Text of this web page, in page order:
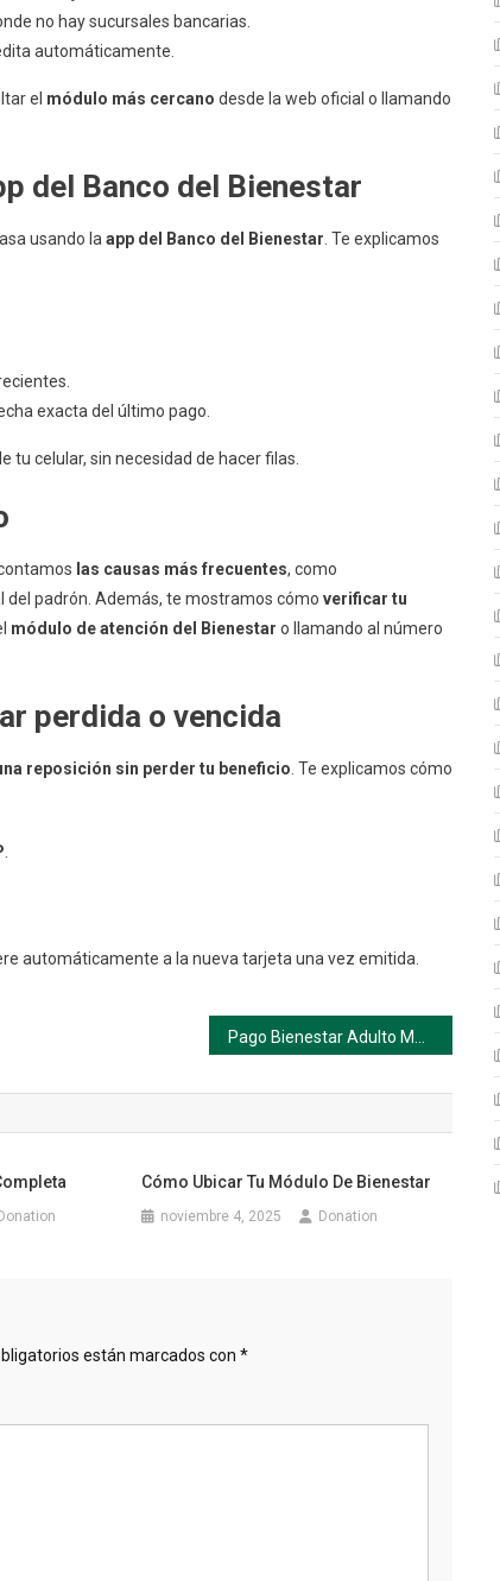
no hay sucursales bancarias.
automáticamente.
el módulo más cercano desde la web oficial o llamando
del Banco del Bienestar
usando la app del Banco del Bienestar . Te explicamos
exacta del último pago.
tu celular, sin necesidad de hacer filas.
las causas más frecuentes, como
padrón. Además, te mostramos cómo verificar tu
módulo de atención del Bienestar o llamando al número
perdida o vencida
reposición sin perder tu beneficio . Te explicamos cómo
automáticamente a la nueva tarjeta una vez emitida.
Donation
Cómo Ubicar Tu Módulo De Bienestar
noviembre 4, 2025 Donation
están marcados con *